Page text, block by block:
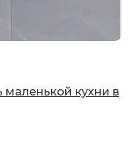
маленькой кухни в